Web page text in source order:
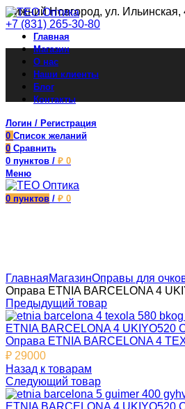
Нижний Новгород, ул. Ильинская,
+7 (831) 265-30-80
Главная
Магазин
О нас
Наши клиенты
Блог
Контакты
Логин / Регистрация
0 Список желаний
0 Сравнить
0 пунктов / ₽ 0
Меню
0 пунктов / ₽ 0
ГлавнаяМагазинОправы для
Оправа ETNIA BARCELONA 4
Предыдущий товар
Оправа ETNIA BARCELONA 4
₽ 29000
Назад к товарам
Следующий товар